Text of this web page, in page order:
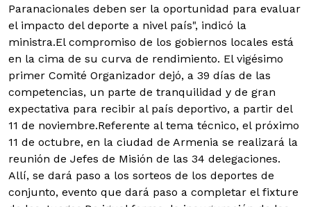
Paranacionales deben ser la oportunidad para evaluar
el impacto del deporte a nivel país", indicó la
ministra.El compromiso de los gobiernos locales está
en la cima de su curva de rendimiento. El vigésimo
primer Comité Organizador dejó, a 39 días de las
competencias, un parte de tranquilidad y de gran
expectativa para recibir al país deportivo, a partir del
11 de noviembre.Referente al tema técnico, el próximo
11 de octubre, en la ciudad de Armenia se realizará la
reunión de Jefes de Misión de las 34 delegaciones.
Allí, se dará paso a los sorteos de los deportes de
conjunto, evento que dará paso a completar el fixture